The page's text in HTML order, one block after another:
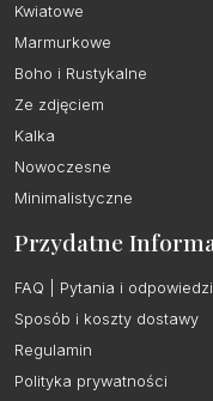
Kwiatowe
Marmurkowe
Boho i Rustykalne
Ze zdjęciem
Kalka
Nowoczesne
Minimalistyczne
Przydatne
FAQ | Pytania i odpowiedzi
Sposób i koszty dostawy
Regulamin
Polityka prywatności